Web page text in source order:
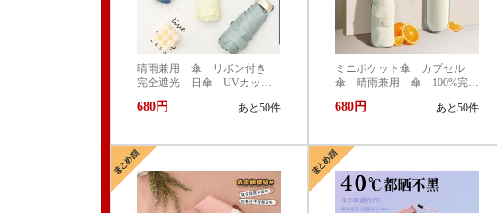
晴雨兼用 傘 リボン付き
完全遮光 日傘 UVカッ
ト 99.9% 紫外線対策 UVケ
ア 折りたたみ傘 遮光 遮
ト かわいい
680円 あと50件
ミニポケット傘 カプセル
傘 晴雨兼用 傘 100%完全
遮光 日傘 UVカット
99.9% 紫外線対策 UVケア
策 おしゃれ コンパクト
かわいい
680円 あと50件